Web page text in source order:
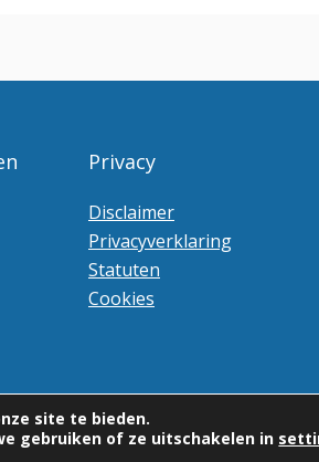
Privacy
Disclaimer
Privacyverklaring
Statuten
Cookies
site te bieden.
gebruiken of ze uitschakelen in